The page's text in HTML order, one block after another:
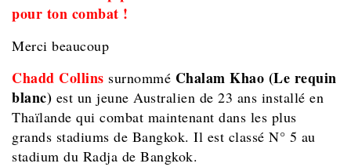
pour ton combat !
Merci beaucoup
Chadd Collins surnommé Chalam Khao (Le requin
blanc) est un jeune Australien de 23 ans installé en
Thaïlande qui combat maintenant dans les plus
grands stadiums de Bangkok. Il est classé N° 5 au
stadium du Radja de Bangkok.